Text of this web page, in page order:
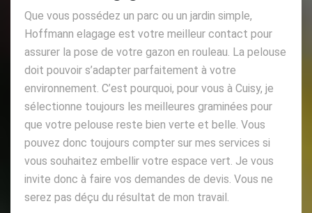
Que vous possédez un parc ou un jardin simple,
Hoffmann elagage est votre meilleur contact pour
assurer la pose de votre gazon en rouleau. La pelouse
doit pouvoir s’adapter parfaitement à votre
environnement. C’est pourquoi, pour vous à Cuisy, je
sélectionne toujours les meilleures graminées pour
que votre pelouse reste bien verte et belle. Vous
pouvez donc toujours compter sur mes services si
vous souhaitez embellir votre espace vert. Je vous
invite donc à faire vos demandes de devis. Vous ne
serez pas déçu du résultat de mon travail.